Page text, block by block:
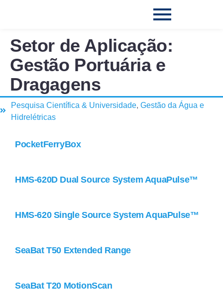
Setor de Aplicação:
Gestão Portuária e
Dragagens
Pesquisa Científica & Universidade,Gestão da Água e
Hidrelétricas
PocketFerryBox
HMS-620D Dual Source System AquaPulse™
HMS-620 Single Source System AquaPulse™
SeaBat T50 Extended Range
SeaBat T20 MotionScan